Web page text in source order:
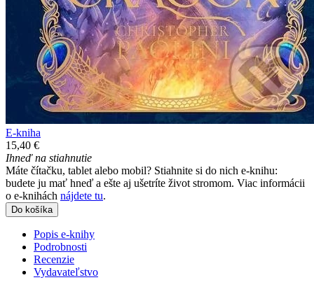
E-kniha
15,40 €
Ihneď na stiahnutie
Máte čítačku, tablet alebo mobil? Stiahnite si do nich e-knihu:
budete ju mať hneď a ešte aj ušetríte život stromom. Viac informácii
o e-knihách nájdete tu.
Do košíka
Popis e-knihy
Podrobnosti
Recenzie
Vydavateľstvo